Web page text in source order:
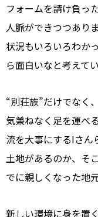
フォームを請け負っ
人脈ができつつあり
状況もいろいろわか
ら面白いなと考えて
“別荘族”だけでなく
気兼ねなく足を運べ
流を大事にするIさん
土地があるのか、そ
でに親しくなった地
新しい環境に身を置